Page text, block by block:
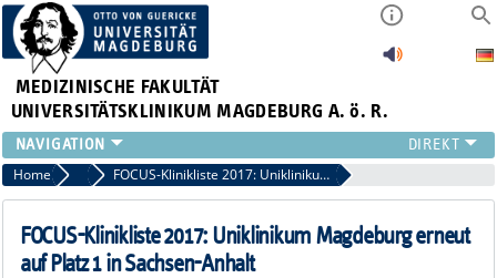
MEDIZINISCHE FAKULTÄT
UNIVERSITÄTSKLINIKUM MAGDEBURG A. ö. R.
INSTITUTE
KLINIKEN
ZENTRALE EINRICHTUNGEN
FORSCHUNG
Home Archiv 2016 FOCUS-Klinikliste 2017: Uniklinikum Magdeburg erneut auf Platz 1 in Sachsen-Anhalt
FOCUS-Klinikliste 2017: Uniklinikum Magdeburg erneut
auf Platz 1 in Sachsen-Anhalt